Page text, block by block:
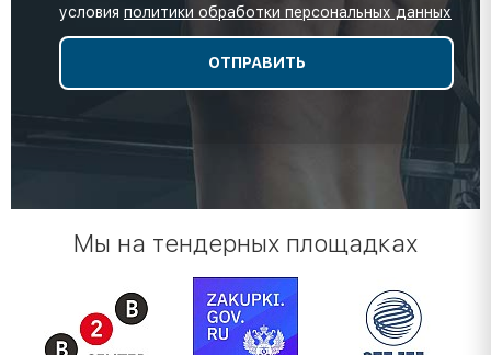
условия политики обработки персональных данных
Мы на тендерных площадках